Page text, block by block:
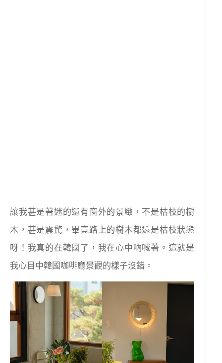
讓我甚是著迷的還有窗外的景緻，不是枯枝的樹
木，甚是震驚，畢竟路上的樹木都還是枯枝狀態
呀！我真的在韓國了，我在心中吶喊著。這就是
我心目中韓國咖啡廳景觀的樣子沒錯。